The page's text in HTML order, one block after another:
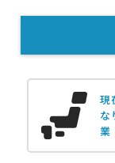
現
な
業